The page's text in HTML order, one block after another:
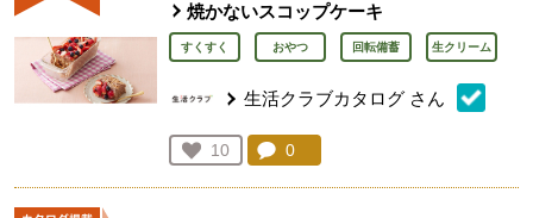
焼かないスコップケーキ
すくすく おやつ 回転備蓄 生クリーム
生活クラブカタログ さん
お気に入り登録：
10
人が登録
コメント：
0